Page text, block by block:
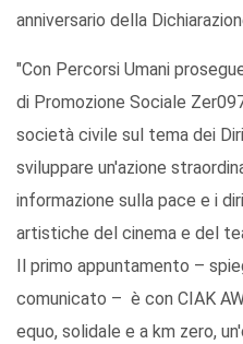
anniversario della
"Con Percorsi Umani
di Promozione Sociale
società civile sul tema dei
sviluppare un'azione
informazione sulla pace e i
artistiche del cinema e del
Il primo appuntamento –
comunicato – è con CIAK
equo, solidale e a km zero,